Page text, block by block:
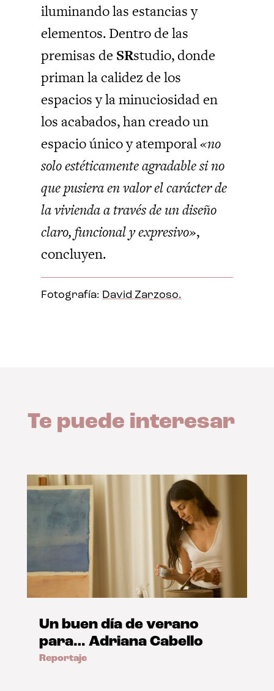
iluminando las estancias y
elementos. Dentro de las
premisas de SRstudio, donde
priman la calidez de los
espacios y la minuciosidad en
los acabados, han creado un
espacio único y atemporal«no
solo estéticamente agradable si no
que pusiera en valor el carácter de
la vivienda a través de un diseño
claro, funcional y expresivo»,
concluyen.
Fotografía: David Zarzoso.
Te puede interesar
Un buen día de verano
para… Adriana Cabello
Reportaje